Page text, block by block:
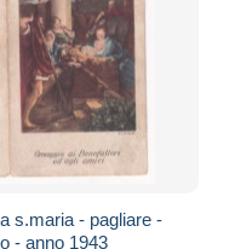
s.maria - pagliare -
- anno 1943